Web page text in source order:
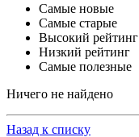
Самые новые
Самые старые
Высокий рейтинг
Низкий рейтинг
Самые полезные
Ничего не найдено
Назад к списку